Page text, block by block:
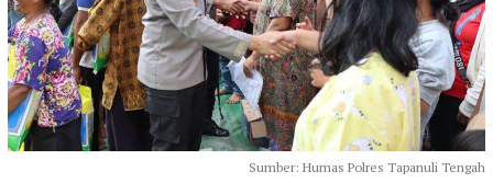
Sumber: Humas Polres Tapanuli Tengah